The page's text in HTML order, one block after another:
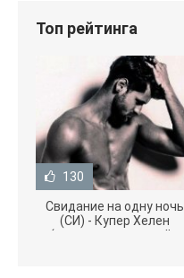
Топ рейтинга
130
Свидание на одну ночь
(СИ) - Купер Хелен
(читать книги онлайн